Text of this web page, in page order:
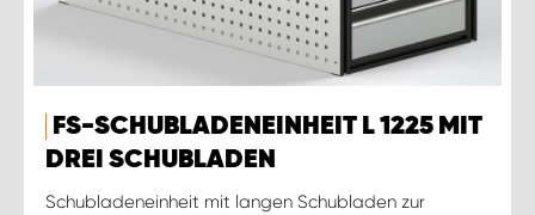
FS-SCHUBLADENEINHEIT L 1225 MIT
DREI SCHUBLADEN
Schubladeneinheit mit langen Schubladen zur